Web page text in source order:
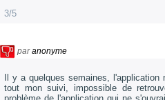
3/5
paranonyme
Il y a quelques semaines,
tout mon suivi, impossible de